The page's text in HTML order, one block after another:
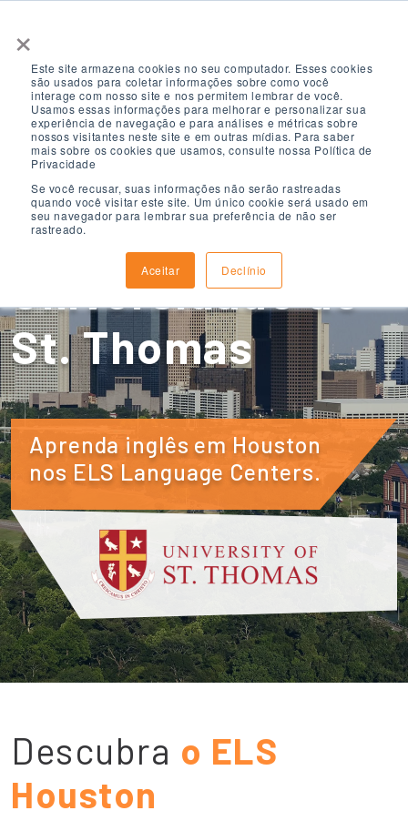
×
Este site armazena cookies no seu computador. Esses cookies
são usados ​​para coletar informações sobre como você
interage com nosso site e nos permitem lembrar de você.
Usamos essas informações para melhorar e personalizar sua
experiência de navegação e para análises e métricas sobre
nossos visitantes neste site e em outras mídias. Para saber
mais sobre os cookies que usamos, consulte nossa Política de
Privacidade
Se você recusar, suas informações não serão rastreadas
quando você visitar este site. Um único cookie será usado em
seu navegador para lembrar sua preferência de não ser
rastreado.
Aceitar Declínio
ELS Houston,
Texas, afiliada à
Universidade de
St. Thomas
Aprenda inglês em Houston
nos ELS Language Centers.
Descubra o ELS
Houston